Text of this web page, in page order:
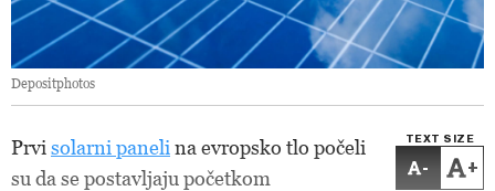
Depositphotos
TEXT SIZE
- +
Prvi solarni paneli na evropsko tlo počeli
su da se postavljaju početkom